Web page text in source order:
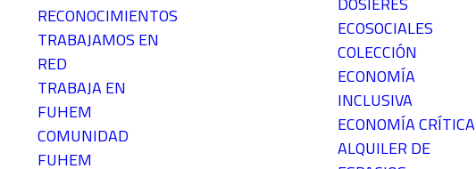
RECONOCIMIENTOS
TRABAJAMOS EN
RED
TRABAJA EN
FUHEM
COMUNIDAD
FUHEM
ECOSOCIALES
COLECCIÓN
ECONOMÍA
INCLUSIVA
ECONOMÍA CRÍTICA
ALQUILER DE